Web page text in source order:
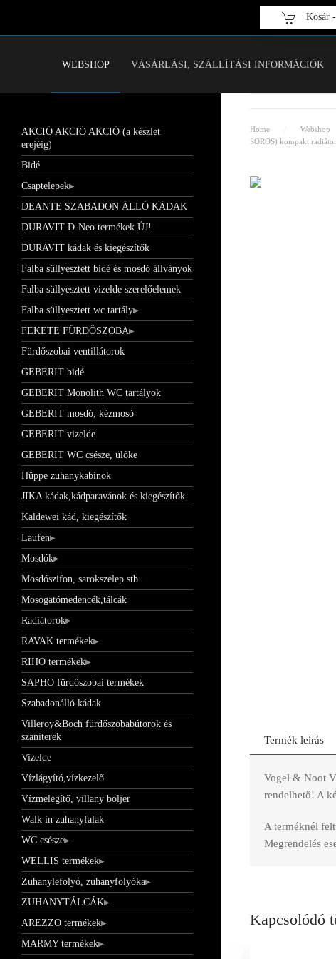
Fő tartalom átugrása
Kosár -
WEBSHOP VÁSÁRLÁSI, SZÁLLÍTÁSI INFORMÁCIÓK
Home Webshop
SOROS) kompakt
Termék leírás
Vogel & Noot
rendelhető! A
A terméknél
Megrendelés
Kapcsolódó
AKCIÓ AKCIÓ AKCIÓ (a készlet
erejéig)
Bidé
Csaptelepek
DEANTE SZABADON ÁLLÓ KÁDAK
DURAVIT D-Neo termékek ÚJ!
DURAVIT kádak és kiegészítők
Falba süllyesztett bidé és mosdó állványok
Falba süllyesztett vizelde szerelőelemek
Falba süllyesztett wc tartály
FEKETE FÜRDŐSZOBA
Fürdőszobai ventillátorok
GEBERIT bidé
GEBERIT Monolith WC tartályok
GEBERIT mosdó, kézmosó
GEBERIT vizelde
GEBERIT WC csésze, ülőke
Hüppe zuhanykabinok
JIKA kádak,kádparavánok és kiegészítők
Kaldewei kád, kiegészítők
Laufen
Mosdók
Mosdószifon, sarokszelep stb
Mosogatómedencék,tálcák
Radiátorok
RAVAK termékek
RIHO termékek
SAPHO fürdőszobai termékek
Szabadonálló kádak
Villeroy&Boch fürdőszobabútorok és
szaniterek
Vizelde
Vízlágyító,vízkezelő
Vízmelegítő, villany boljer
Walk in zuhanyfalak
WC csésze
WELLIS termékek
Zuhanylefolyó, zuhanyfolyóka
ZUHANYTÁLCÁK
AREZZO termékek
MARMY termékek